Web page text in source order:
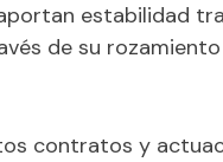
estabilidad
de su
contratos y